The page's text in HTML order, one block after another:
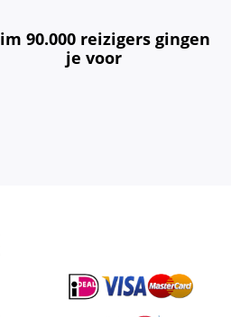
90.000 reizigers gingen
je voor